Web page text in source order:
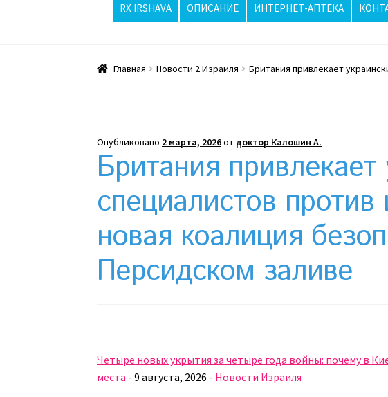
RX IRSHAVA ОПИСАНИЕ ИНТЕРНЕТ-АПТЕКА
Жара бьёт рекорды, стриптизерши в Израиле бьют
Клексан описаниеКомпанияКонтактыКорзина
Почему интернет-аптеки онлайн плохо приживаются в
Рекомендации
Главная Новости 2 Израиля Британия привлекает
Опубликовано 2 марта, 2026от доктор Калошин А.
Британия привлекает
специалистов
новая коалиция
Персидском заливе
Четыре новых укрытия за четыре года войны: почему в
места -9 августа, 2026 - Новости Израиля